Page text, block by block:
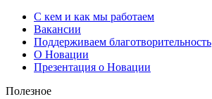
С кем и как мы работаем
Вакансии
Поддерживаем благотворительность
О Новации
Презентация о Новации
Полезное